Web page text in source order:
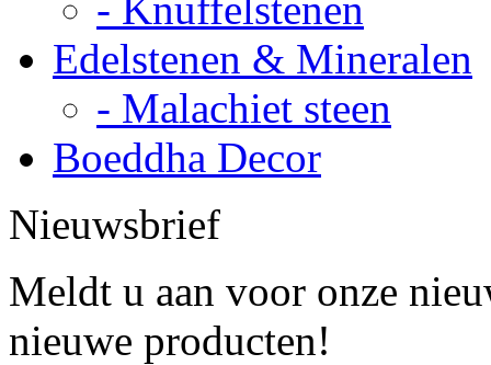
Edelstenen & Mineralen
- Malachiet steen
Boeddha Decor
Nieuwsbrief
Meldt u aan voor onze
nieuwe producten!